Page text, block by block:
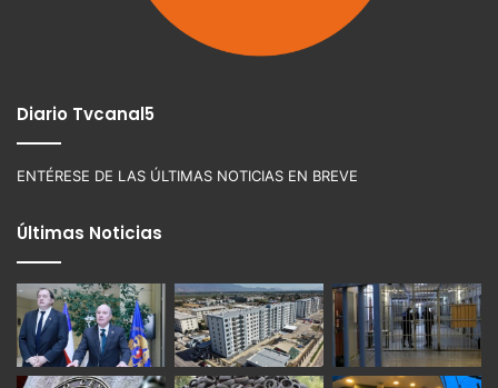
Diario Tvcanal5
ENTÉRESE DE LAS ÚLTIMAS NOTICIAS EN BREVE
Últimas Noticias